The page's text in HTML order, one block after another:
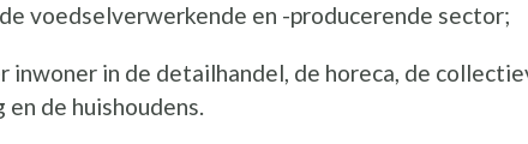
voedselverwerkende en -producerende sector;
inwoner in de detailhandel, de horeca, de
de huishoudens.